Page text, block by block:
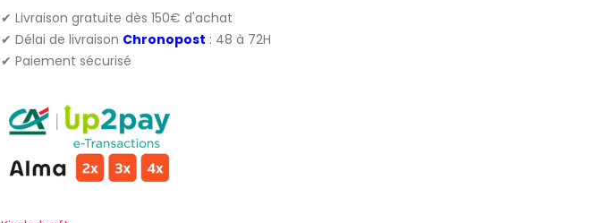
✔ Livraison gratuite dès 150€ d'achat
✔ Délai de livraison Chronopost : 48 à 72H
✔ Paiement sécurisé